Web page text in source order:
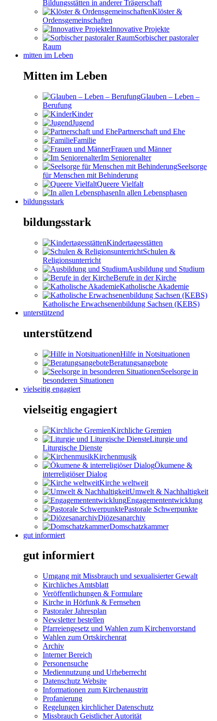
Bildungsstätten in anderer Trägerschaft
Klöster &
Ordensgemeinschaften
Innovative Projekte
Sorbischer pastoraler
Raum
mitten im Leben
Mitten im Leben
Glauben – Leben –
Berufung
Kinder
Jugend
Partnerschaft und Ehe
Familie
Frauen und Männer
Im Seniorenalter
Seelsorge
für Menschen mit Behinderung
Queere Vielfalt
In allen Lebensphasen
bildungsstark
bildungsstark
Kindertagesstätten
Schulen &
Religionsunterricht
Ausbildung und Studium
Berufe in der Kirche
Katholische Akademie
Katholische Erwachsenenbildung Sachsen (KEBS)
unterstützend
unterstützend
Hilfe in Notsituationen
Beratungsangebote
Seelsorge in
besonderen Situationen
vielseitig engagiert
vielseitig engagiert
Kirchliche Gremien
Liturgie und
Liturgische Dienste
Kirchenmusik
Ökumene &
interreligiöser Dialog
Kirche weltweit
Umwelt & Nachhaltigkeit
Engagemententwicklung
Pastorale Schwerpunkte
Diözesanarchiv
Domschatzkammer
gut informiert
gut informiert
Umgang mit Missbrauch und sexualisierter Gewalt
Kirchliches Amtsblatt
Veröffentlichungen & Formulare
Kirche in Hörfunk & Fernsehen
Pastoraler Jahresplan
Newsletter bestellen
Pfarreiengesetz und Wahlen zum Kirchenvorstand
Wahlen zum Ortskirchenrat
Archiv
Interner Bereich
Personensuche
Mediennutzung und Urheberrecht
Datenschutz Website
Informationen zum Kirchenaustritt
Profanierung
Regelungen kirchlicher Datenschutz
Missbrauch Geistlicher Autorität